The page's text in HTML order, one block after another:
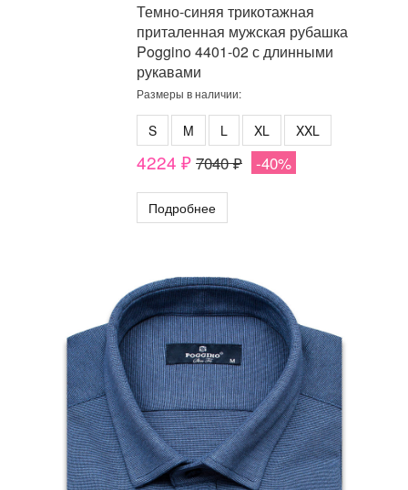
Темно-синяя трикотажная
приталенная мужская рубашка
Poggino 4401-02 с длинными
рукавами
Размеры в наличии:
S M L XL XXL
4224 ₽ 7040 ₽ -40%
Подробнее